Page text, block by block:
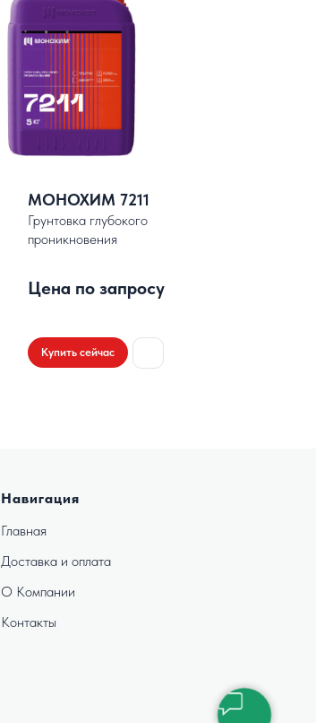
МОНОХИМ 7211
Грунтовка глубокого
проникновения
Цена по запросу
Купить сейчас
Навигация
Главная
Доставка и оплата
О Компании
Контакты